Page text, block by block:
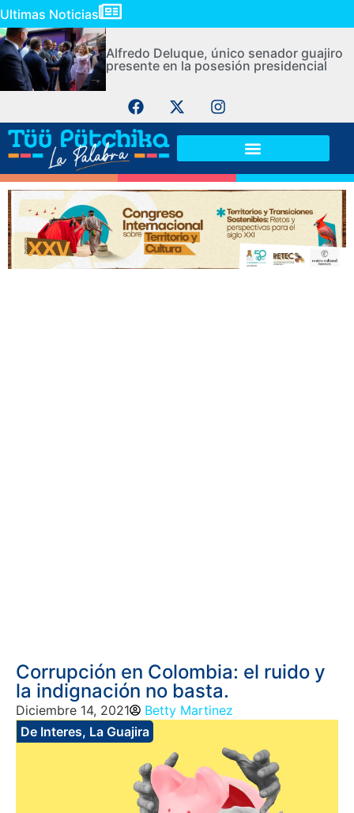
Ultimas Noticias
Alfredo Deluque, único senador guajiro
presente en la posesión presidencial
Corrupción en Colombia: el ruido y
la indignación no basta.
Diciembre 14, 2021
Betty Martinez
De Interes, La Guajira